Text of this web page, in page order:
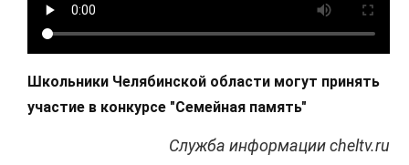
Школьники Челябинской области могут принять
участие в конкурсе "Семейная память"
Служба информации cheltv.ru